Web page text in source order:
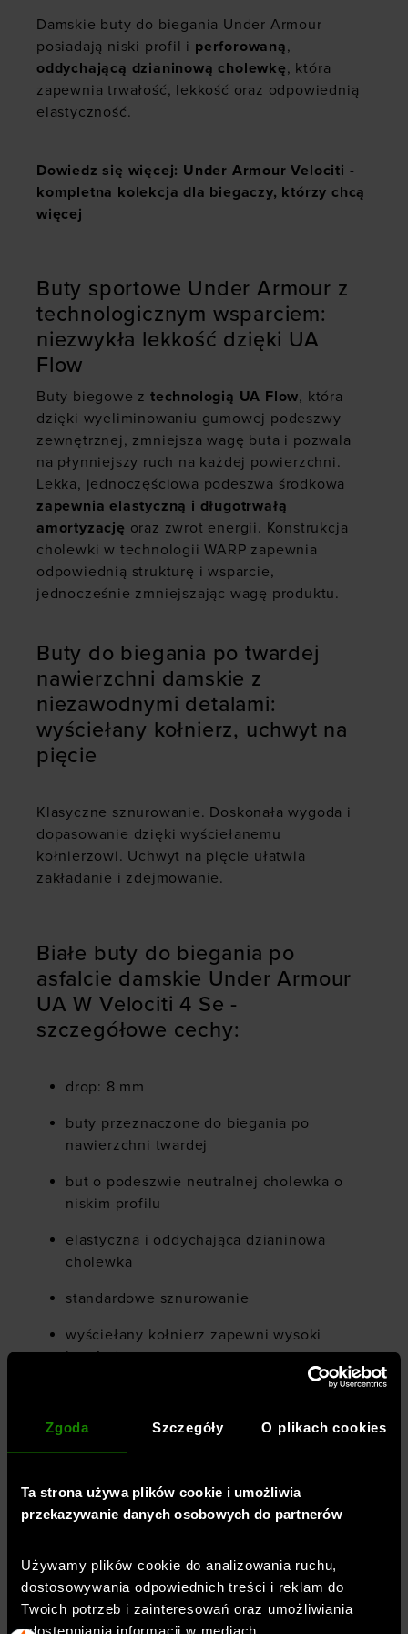
Zgoda Szczegóły O plikach cookies
Ta strona używa plików cookie i umożliwia
przekazywanie danych osobowych do partnerów
Używamy plików cookie do analizowania ruchu,
dostosowywania odpowiednich treści i reklam do
Twoich potrzeb i zainteresowań oraz umożliwiania
udostępniania informacji w mediach
Damskie buty do biegania Under Armour
posiadają niski profil i perforowaną,
oddychającą dzianinową cholewkę, która
zapewnia trwałość, lekkość oraz odpowiednią
elastyczność.
Dowiedz się więcej: Under Armour Velociti -
kompletna kolekcja dla biegaczy, którzy chcą
więcej
Buty sportowe Under Armour z
technologicznym wsparciem:
niezwykła lekkość dzięki UA
Flow
Buty biegowe z technologią UA Flow, która
dzięki wyeliminowaniu gumowej podeszwy
zewnętrznej, zmniejsza wagę buta i pozwala
na płynniejszy ruch na każdej powierzchni.
Lekka, jednoczęściowa podeszwa środkowa
zapewnia elastyczną i długotrwałą
amortyzację oraz zwrot energii. Konstrukcja
cholewki w technologii WARP zapewnia
odpowiednią strukturę i wsparcie,
jednocześnie zmniejszając wagę produktu.
Buty do biegania po twardej
nawierzchni damskie z
niezawodnymi detalami:
wyściełany kołnierz, uchwyt na
pięcie
Klasyczne sznurowanie. Doskonała wygoda i
dopasowanie dzięki wyściełanemu
kołnierzowi. Uchwyt na pięcie ułatwia
zakładanie i zdejmowanie.
Białe buty do biegania po
asfalcie damskie Under Armour
UA W Velociti 4 Se -
szczegółowe cechy:
drop: 8 mm
buty przeznaczone do biegania po
nawierzchni twardej
but o podeszwie neutralnej cholewka o
niskim profilu
elastyczna i oddychająca dzianinowa
cholewka
standardowe sznurowanie
wyściełany kołnierz zapewni wysoki
komfort
jednoczęściowa podeszwa UA Flow
zapewnia elastyczną i długotrwałą
na każdej powierzchni i zapewnia
odpowiednie wsparcie przy zmniejszonej
wzór podeszwy zewnętrznej zwiększa
trwałość i przyczepność obuwia